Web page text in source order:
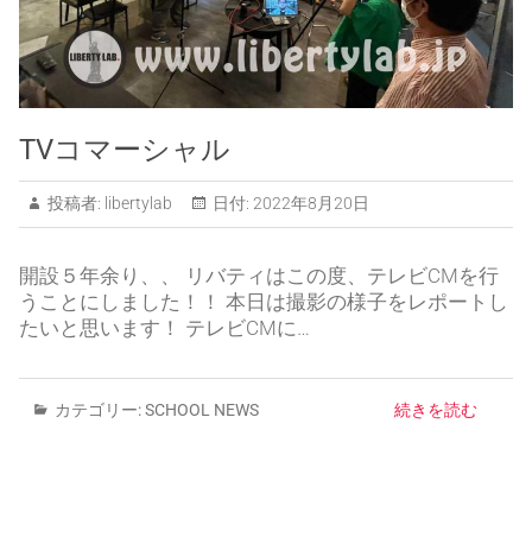
TVコマーシャル
投稿者: libertylab 日付: 2022年8月20日
開設５年余り、、 リバティはこの度、テレビCMを行
うことにしました！！ 本日は撮影の様子をレポートし
たいと思います！ テレビCMに…
カテゴリー:SCHOOL NEWS 続きを読む